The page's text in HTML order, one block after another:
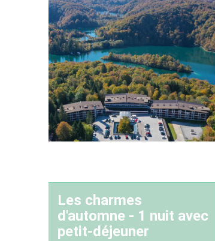
Les charmes
d'automne - 1 nuit avec
petit-déjeuner